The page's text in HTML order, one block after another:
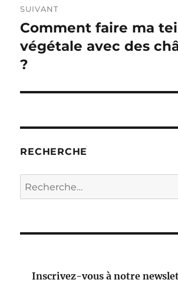
SUIVANT
Publication
suivante :
Comment faire ma
végétale avec des
?
RECHERCHE
Recherche
pour :
Inscrivez-vous à notre